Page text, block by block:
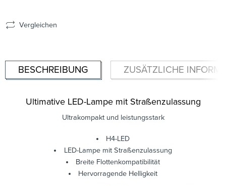
Vergleichen
BESCHREIBUNG ZUSÄTZLICHE
Ultimative LED-Lampe mit Straßenzulassung
Ultrakompakt und leistungsstark
H4-LED
LED-Lampe mit Straßenzulassung
Breite Flottenkompatibilität
Hervorragende Helligkeit